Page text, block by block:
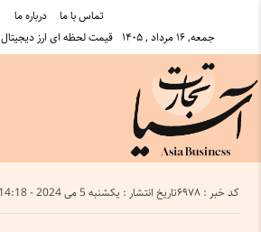
درباره ما
تماس با ما
جمعه, ۱۶ مرداد , ۱۴۰۵
قیمت لحظه ای ارز دیجیتال
تاریخ انتشار : یکشنبه 5 می 2024 - 14:18 کد خبر : 6978